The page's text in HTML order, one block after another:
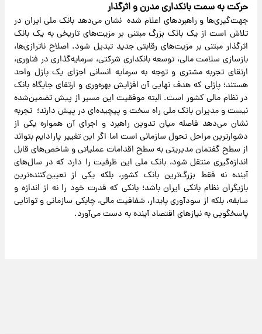
حرکت به سمت بانکداری مدرن و اثرگذار
جهت‌گیری‌ها و راهبردهای اعلام شده نشان می‌دهد بانک ملی ایران در
تلاش است از یک بانک بزرگ مبتنی بر مزیت‌های تاریخی به یک بانک
اثرگذار مبتنی بر مزیت‌های رقابتی جدید تبدیل شود. اصلاح ناترازی‌ها،
بازسازی سلامت مالی، توسعه بانکداری شرکتی، سرمایه‌گذاری در فناوری،
ارتقای تجربه مشتری و توجه به سرمایه انسانی اجزای یک پازل واحد
هستند؛ پازلی که هدف نهایی آن افزایش بهره‌وری و ارتقای جایگاه بانک
در نظام مالی کشور است. البته موفقیت این مسیر از پیش تضمین‌شده
نیست و مدیران بانک ملی راه سخت و پیچیده‌ای در پیش دارند؛ تجربه
نشان می‌دهد فاصله میان تدوین راهبرد و اجرای آن همواره یکی از
دشوارترین مراحل تحول سازمانی است اما اگر این تغییر پارادایم بتواند
از سطح گفتمان مدیریتی به سطح اقدامات عملیاتی و شاخص‌های قابل
اندازه‌گیری منتقل شود، بانک ملی این ظرفیت را دارد که در سال‌های
آینده نه فقط بزرگ‌ترین بانک کشور، بلکه یکی از تعیین‌کننده‌ترین
بازیگران نظام بانکی ایران باشد؛ بانکی که قدرت خود را نه از اندازه و
سابقه، بلکه از سودآوری پایدار، شفافیت مالی، چابکی سازمانی و توانایی
پاسخگویی به نیازهای اقتصاد آینده به دست می‌آورد.